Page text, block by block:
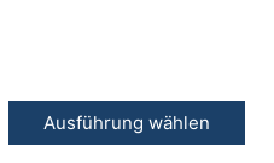
der
Produktseite
Ausführung wählen